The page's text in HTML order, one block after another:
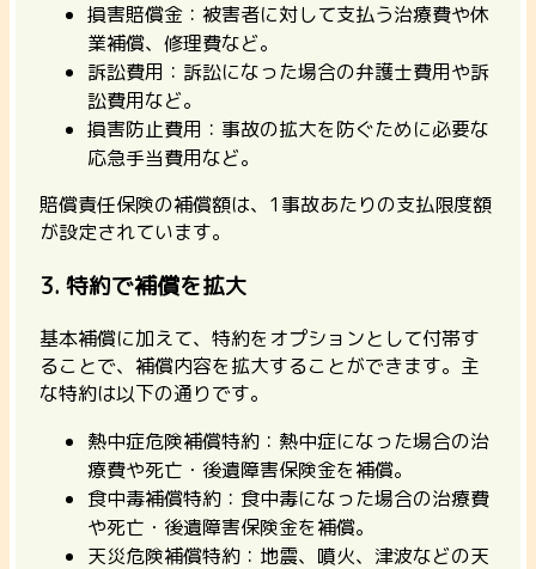
損害賠償金：被害者に対して支払う治療費や休
業補償、修理費など。
訴訟費用：訴訟になった場合の弁護士費用や訴
訟費用など。
損害防止費用：事故の拡大を防ぐために必要な
応急手当費用など。
賠償責任保険の補償額は、1事故あたりの支払限度額
が設定されています。
3. 特約で補償を拡大
基本補償に加えて、特約をオプションとして付帯す
ることで、補償内容を拡大することができます。主
な特約は以下の通りです。
熱中症危険補償特約：熱中症になった場合の治
療費や死亡・後遺障害保険金を補償。
食中毒補償特約：食中毒になった場合の治療費
や死亡・後遺障害保険金を補償。
天災危険補償特約：地震、噴火、津波などの天